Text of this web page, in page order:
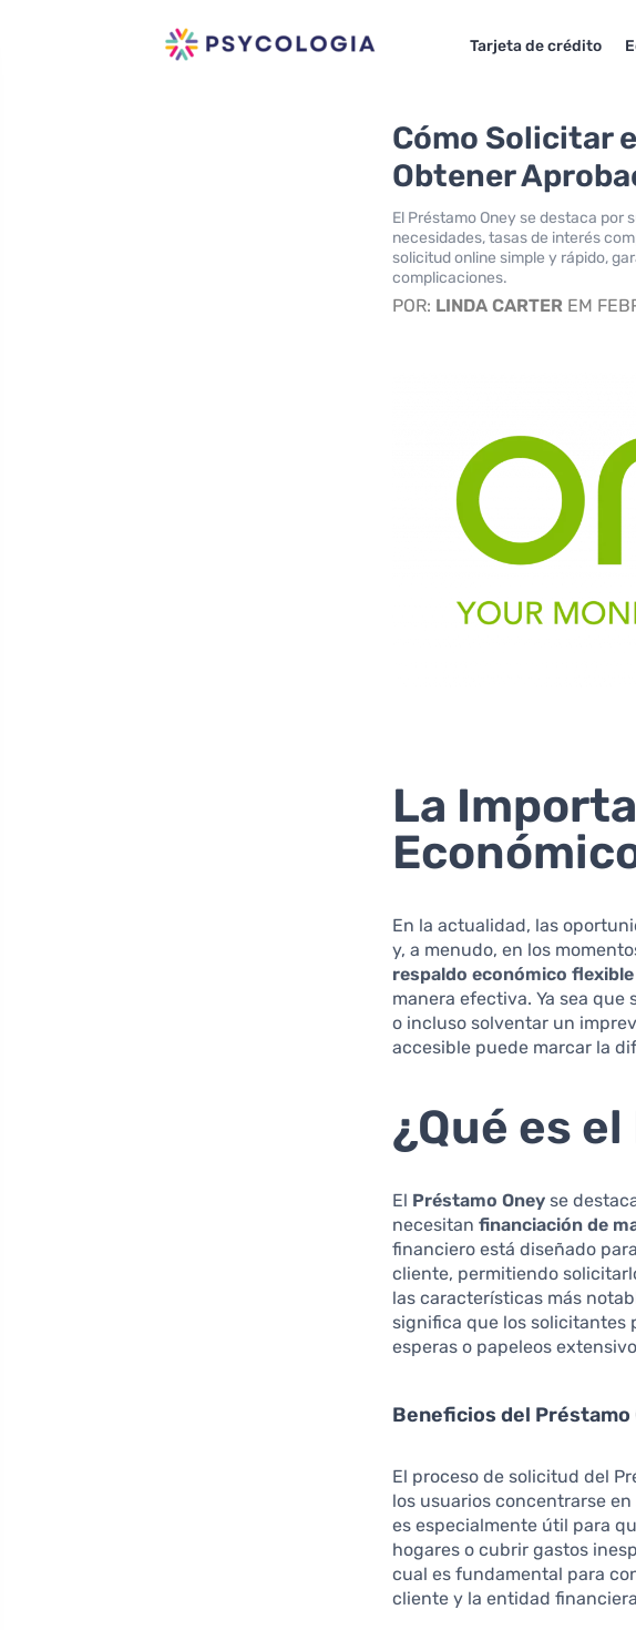
Tarjeta de crédito
Cómo Solicitar
Obtener
El Préstamo Oney se destaca por
necesidades, tasas de interés
solicitud online simple y rápido,
complicaciones.
POR: LINDA CARTER EM
La
En la actualidad, las
y, a menudo, en los
respaldo económico flexible
manera efectiva. Ya sea
o incluso solventar un
accesible puede marcar la
¿Qué es
El Préstamo Oney se
necesitanfinanciación de
financiero está diseñado
cliente, permitiendo
las características más
significa que los solicitantes
esperas o papeleos
Beneficios del Préstamo
El proceso de solicitud del
los usuarios concentrarse
es especialmente útil para
hogares o cubrir gastos
cual es fundamental para
cliente y la entidad